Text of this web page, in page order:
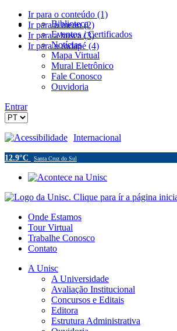
Ir para o conteúdo (1)
Ir para o menu (2)
Ir para a busca (3)
Ir para o rodapé (4)
Biblioteca
Eventos / Certificados
Notícias
Mapa Virtual
Mural Eletrônico
Fale Conosco
Ouvidoria
Entrar
Acessibilidade Internacional
12.9°C Santa Cruz do Sul
Onde Estamos
Tour Virtual
Trabalhe Conosco
Contato
A Unisc
A Universidade
Avaliação Institucional
Concursos e Editais
Editora
Estrutura Administrativa